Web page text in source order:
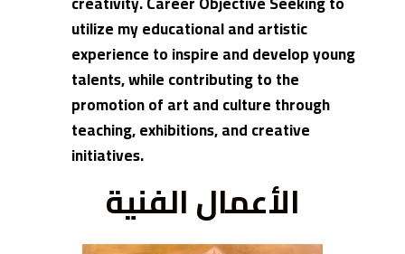
utilize my educational and artistic
experience to inspire and develop young
talents, while contributing to the
promotion of art and culture through
teaching, exhibitions, and creative
initiatives.
الأعمال الفنية